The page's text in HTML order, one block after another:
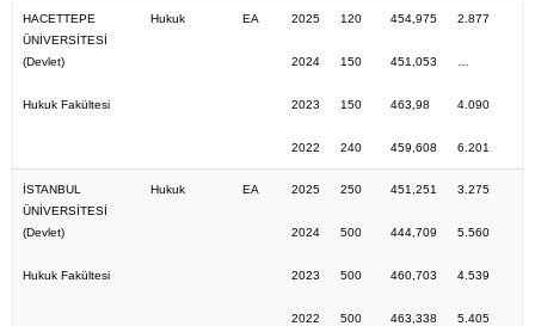
HACETTEPE
ÜNİVERSİTESİ
(Devlet)
Hukuk Fakültesi
Hukuk EA 2025
2024
2023
2022
120
150
150
240
454,975
451,053
463,98
459,608
2.877
4.090
6.201
İSTANBUL
ÜNİVERSİTESİ
(Devlet)
Hukuk Fakültesi
Hukuk EA 2025
2024
2023
2022
250
500
500
500
451,251
444,709
460,703
463,338
3.275
5.560
4.539
5.405